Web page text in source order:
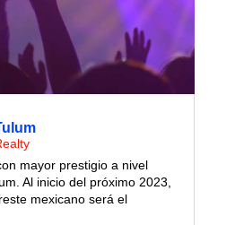
mayor prestigio a nivel
Al inicio del próximo 2023,
mexicano será el